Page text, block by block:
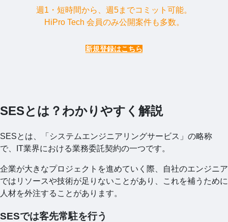
週1・短時間から、週5までコミット可能。
HiPro Tech 会員のみ公開案件も多数。
新規登録はこちら
SESとは？わかりやすく解説
SESとは、「システムエンジニアリングサービス」の略称
で、IT業界における業務委託契約の一つです。
企業が大きなプロジェクトを進めていく際、自社のエンジニア
ではリソースや技術が足りないことがあり、これを補うために
人材を外注することがあります。
SESでは客先常駐を行う